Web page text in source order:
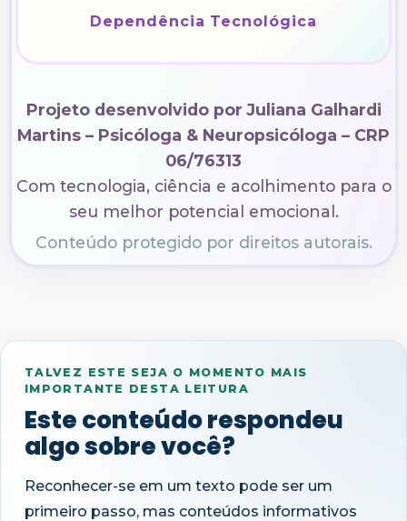
Dependência Tecnológica
Projeto desenvolvido por Juliana Galhardi
Martins – Psicóloga & Neuropsicóloga – CRP
06/76313
Com tecnologia, ciência e acolhimento para o
seu melhor potencial emocional.
Conteúdo protegido por direitos autorais.
TALVEZ ESTE SEJA O MOMENTO MAIS
IMPORTANTE DESTA LEITURA
Este conteúdo respondeu
algo sobre você?
Reconhecer-se em um texto pode ser um
primeiro passo, mas conteúdos informativos